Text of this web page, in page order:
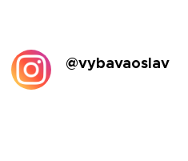
@vybavaoslav